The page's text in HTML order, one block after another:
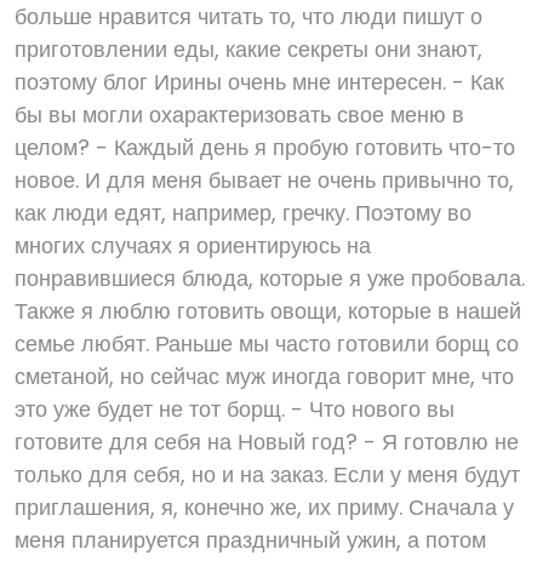
больше нравится читать то, что люди пишут о
приготовлении еды, какие секреты они знают,
поэтому блог Ирины очень мне интересен. - Как
бы вы могли охарактеризовать свое меню в
целом? - Каждый день я пробую готовить что-то
новое. И для меня бывает не очень привычно то,
как люди едят, например, гречку. Поэтому во
многих случаях я ориентируюсь на
понравившиеся блюда, которые я уже пробовала.
Также я люблю готовить овощи, которые в нашей
семье любят. Раньше мы часто готовили борщ со
сметаной, но сейчас муж иногда говорит мне, что
это уже будет не тот борщ. - Что нового вы
готовите для себя на Новый год? - Я готовлю не
только для себя, но и на заказ. Если у меня будут
приглашения, я, конечно же, их приму. Сначала у
меня планируется праздничный ужин, а потом